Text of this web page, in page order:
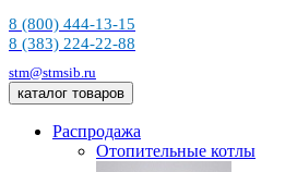
8 (800) 444-13-15
8 (383) 224-22-88
stm@stmsib.ru
каталог товаров
Распродажа
Отопительные котлы